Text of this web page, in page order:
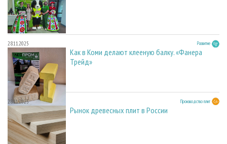
28.11.2025 Развитие
Как в Коми делают клееную балку. «Фанера
Трейд»
28.11.2025 Производство плит
Рынок древесных плит в России